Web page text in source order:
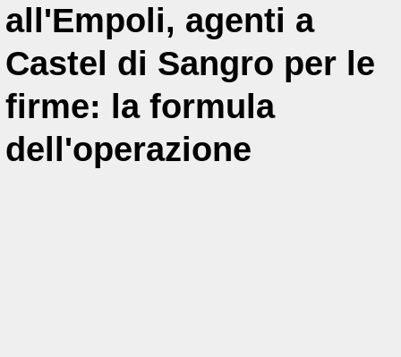
all'Empoli, agenti a
Castel di Sangro per le
firme: la formula
dell'operazione